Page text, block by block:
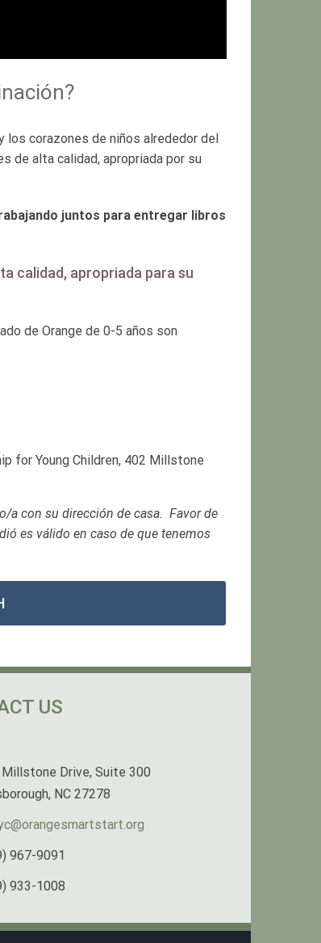
los corazones de niños alrededor del
de alta calidad, apropriada por su
juntos para entregar libros
calidad, apropriada para su
de Orange de 0-5 años son
for Young Children, 402 Millstone
a con su dirección de casa. Favor de
es válido en caso de que tenemos
US
Drive, Suite 300
NC 27278
967-9091
933-1008